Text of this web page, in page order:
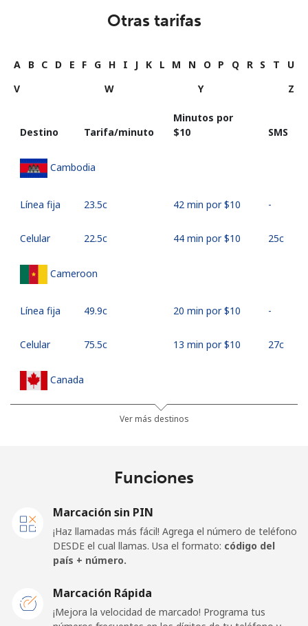
Otras tarifas
A B C D E F G H I J K L M N O P Q R S T
U
V
W Y Z
Destino Tarifa/minuto
Minutos por
⁦$10⁩
SMS
Cambodia
Línea fija ⁦23.5c⁩ 42 min por ⁦$10⁩ -
Celular ⁦22.5c⁩ 44 min por ⁦$10⁩ ⁦25c⁩
Cameroon
Línea fija ⁦49.9c⁩ 20 min por ⁦$10⁩ -
Celular ⁦75.5c⁩ 13 min por ⁦$10⁩ ⁦27c⁩
Canada
665 min por ⁦$10⁩
⁦54.9c⁩ 18 min por ⁦$10⁩ ⁦25c⁩
Línea fija ⁦32.5c⁩ 30 min por ⁦$10⁩
Ver más destinos
Funciones
Marcación sin PIN
¡Haz llamadas más fácil! Agrega el número de teléfono
DESDE el cual llamas. Usa el formato: código del
país + número.
Marcación Rápida
¡Mejora la velocidad de marcado! Programa tus